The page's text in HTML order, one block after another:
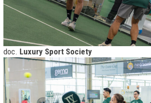
doc. Luxury Sport Society